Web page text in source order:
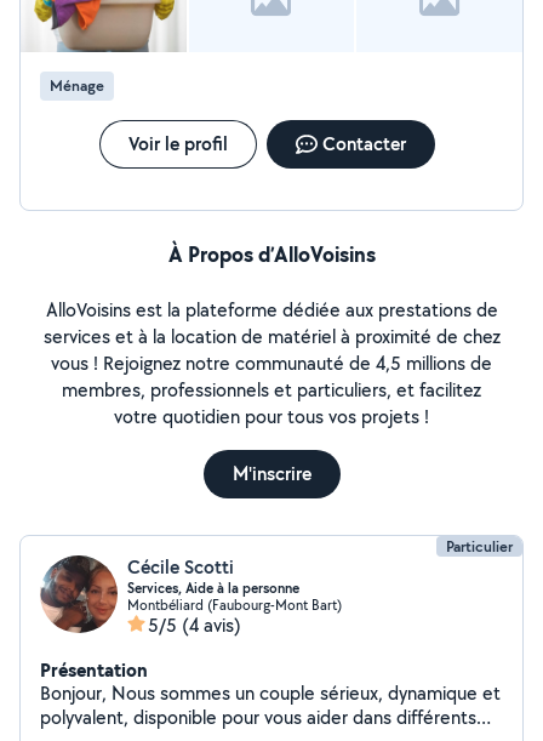
Ménage
Voir le profil Contacter
À Propos d’AlloVoisins
AlloVoisins est la plateforme dédiée aux prestations de
services et à la location de matériel à proximité de chez
vous ! Rejoignez notre communauté de 4,5 millions de
membres, professionnels et particuliers, et facilitez
votre quotidien pour tous vos projets !
M'inscrire
Particulier
Cécile Scotti
Services, Aide à la personne
Montbéliard (Faubourg-Mont Bart)
5/5 (4 avis)
Présentation
Bonjour, Nous sommes un couple sérieux, dynamique et
polyvalent, disponible pour vous aider dans différents